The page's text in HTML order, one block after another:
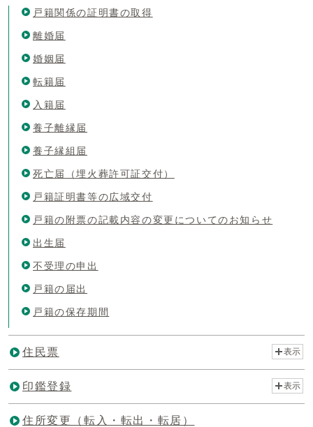
戸籍関係の証明書の取得
離婚届
婚姻届
転籍届
入籍届
養子離縁届
養子縁組届
死亡届（埋火葬許可証交付）
戸籍証明書等の広域交付
戸籍の附票の記載内容の変更についてのお知らせ
出生届
不受理の申出
戸籍の届出
戸籍の保存期間
住民票 表示
印鑑登録 表示
住所変更（転入・転出・転居）